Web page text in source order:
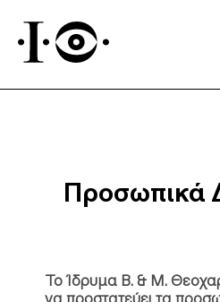
Προσωπικά
Το Ίδρυμα Β. & Μ.
να προστατεύει τα